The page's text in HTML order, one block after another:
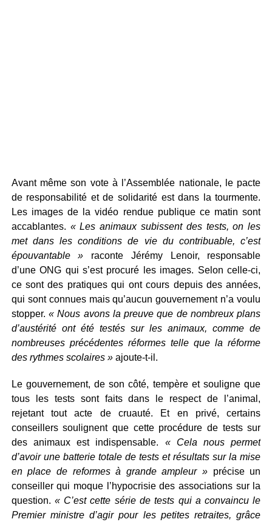
Avant même son vote à l’Assemblée nationale, le pacte
de responsabilité et de solidarité est dans la tourmente.
Les images de la vidéo rendue publique ce matin sont
accablantes. « Les animaux subissent des tests, on les
met dans les conditions de vie du contribuable, c’est
épouvantable » raconte Jérémy Lenoir, responsable
d’une ONG qui s’est procuré les images. Selon celle-ci,
ce sont des pratiques qui ont cours depuis des années,
qui sont connues mais qu’aucun gouvernement n’a voulu
stopper. « Nous avons la preuve que de nombreux plans
d’austérité ont été testés sur les animaux, comme de
nombreuses précédentes réformes telle que la réforme
des rythmes scolaires »ajoute-t-il.
Le gouvernement, de son côté, tempère et souligne que
tous les tests sont faits dans le respect de l’animal,
rejetant tout acte de cruauté. Et en privé, certains
conseillers soulignent que cette procédure de tests sur
des animaux est indispensable. « Cela nous permet
d’avoir une batterie totale de tests et résultats sur la mise
en place de reformes à grande ampleur » précise un
conseiller qui moque l’hypocrisie des associations sur la
question. « C’est cette série de tests qui a convaincu le
Premier ministre d’agir pour les petites retraites, grâce